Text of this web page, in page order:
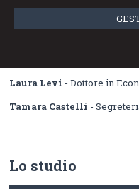
Pietro Gallini Zitti-
Contabile. Socio dello
Laura Levi - Dottore in
Tamara Castelli -
Lo studio